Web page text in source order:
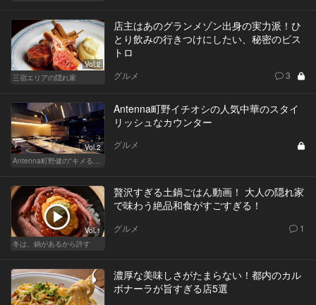
Vol.2
三宿エリアの隠れ家
店主はあのグランメゾン出身の実力派！ひ
とり飲みの行きつけにしたい、秘密のビス
トロ
グルメ 3
Vol.2
Antenna町野イチオシの人気中華のスタイ
リッシュなカウンター
グルメ
Vol.1
冬は、鍋があるから許す
贅沢すぎる土鍋ごはん動画！ 大人の隠れ家
で味わう絶品和食がすごすぎる！
グルメ 1
濃厚な美味しさがたまらない！都内のカル
ボナーラが旨すぎる店5選